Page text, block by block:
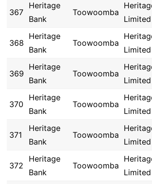
367
Heritage
Bank
Toowoomba
Limited
368
Heritage
Bank
Toowoomba
Limited
369
Heritage
Bank
Toowoomba
Limited
370
Heritage
Bank
Toowoomba
Limited
371
Heritage
Bank
Toowoomba
Limited
372
Heritage
Bank
Toowoomba
Limited